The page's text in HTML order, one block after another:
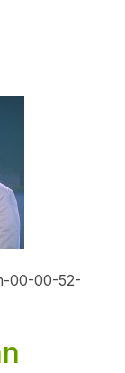
00-00-52-